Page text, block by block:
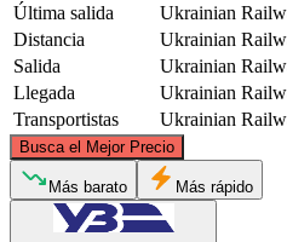
Última salida
Ukrainian
Distancia
Ukrainian
Salida
Ukrainian
Llegada
Ukrainian
Transportistas
Ukrainian
Busca el Mejor Precio
Kyiv
Más barato Más rápido